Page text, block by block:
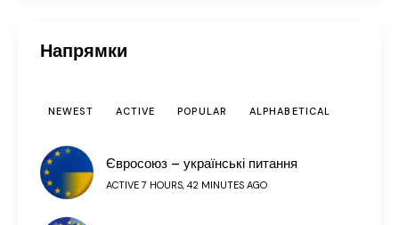
Напрямки
NEWEST ACTIVE POPULAR ALPHABETICAL
Євросоюз – українські питання
ACTIVE 7 HOURS, 42 MINUTES AGO